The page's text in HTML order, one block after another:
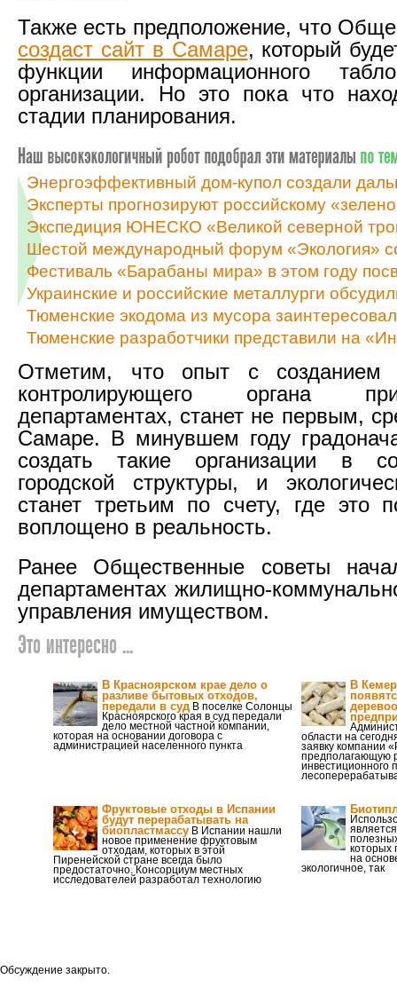
Также есть предположение, что
создаст сайт в Самаре, который
функции информационного
организации. Но это пока что
стадии планирования.
Энергоэффективный дом-купол создали
Эксперты прогнозируют российскому
Экспедиция ЮНЕСКО «Великой северной
Шестой международный форум «Экология»
Фестиваль «Барабаны мира» в этом году
Украинские и российские металлурги
Тюменские экодома из мусора
Тюменские разработчики представили на
Отметим, что опыт с созданием
контролирующего органа
департаментах, станет не первым,
Самаре. В минувшем году
создать такие организации в
городской структуры, и
станет третьим по счету, где это
воплощено в реальность.
Ранее Общественные советы
департаментах жилищно-
управления имуществом.
Это интересно ...
В Красноярском крае дело о
разливе бытовых отходов,
передали в суд В поселке Солонцы
Красноярского края в суд передали
дело местной частной компании,
которая на основании договора с
администрацией населенного пункта
В
области на
заявку компании
предполагающую
инвестиционного
Фруктовые отходы в Испании
будут перерабатывать на
биопластмассу В Испании нашли
новое применение фруктовым
отходам, которых в этой
Пиренейской стране всегда было
предостаточно. Консорциум местных
исследователей разработал технологию
которых
на
экологичное, так
Обсуждение закрыто.